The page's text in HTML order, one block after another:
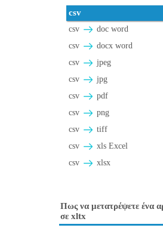
csv
csv
doc word
csv
docx word
csv
jpeg
csv
jpg
csv
pdf
csv
png
csv
tiff
csv
xls Excel
csv
xlsx
Πως να μετατρέψετε ένα
σε xltx